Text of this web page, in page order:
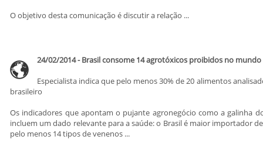
O objetivo desta comunicação é discutir a relação ...
24/02/2014 - Brasil consome 14 agrotóxicos proibidos no mundo
Especialista indica que pelo menos 30% de 20 alimentos
brasileiro
Os indicadores que apontam o pujante agronegócio como a galinha
incluem um dado relevante para a saúde: o Brasil é maior importador
pelo menos 14 tipos de venenos ...